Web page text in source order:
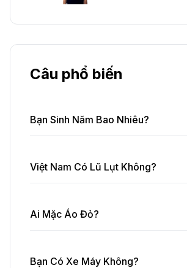
Câu phổ biến
Bạn Sinh Năm Bao Nhiêu?
Việt Nam Có Lũ Lụt Không?
Ai Mặc Áo Đỏ?
Bạn Có Xe Máy Không?